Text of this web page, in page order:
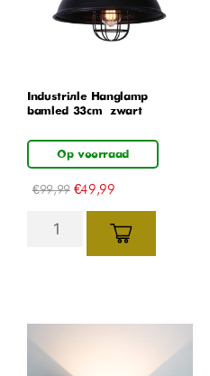
Industriële Hanglamp
bamled 33cm – zwart
Op voorraad
€99,99 €49,99